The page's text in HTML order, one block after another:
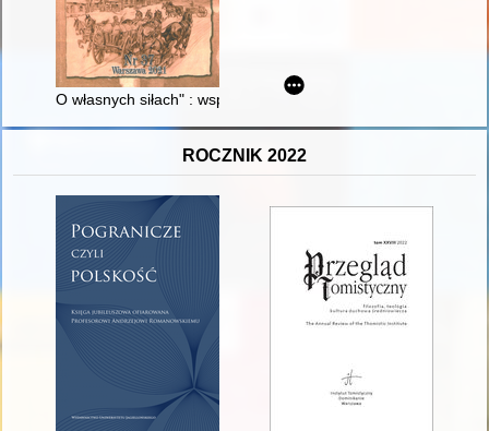
O własnych siłach" : wspomnienia Kazimierza Bartla o
ROCZNIK 2022